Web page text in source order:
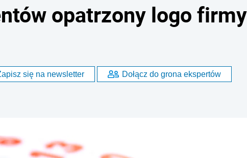
opatrzony logo firmy
się na newsletter Dołącz do grona ekspertów